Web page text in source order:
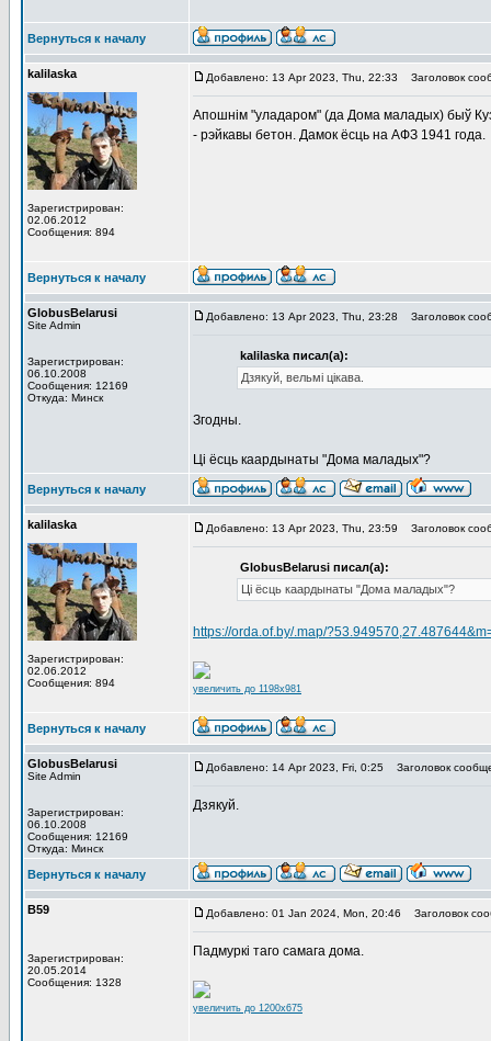
Вернуться к началу
kalilaska
Зарегистрирован:
02.06.2012
Сообщения: 894
Добавлено: 13 Apr 2023, Thu, 22:33 Заголовок
Апошнiм "уладаром" (да Дома маладых) быў
- рэйкавы бетон. Дамок ёсць на АФЗ 1941 года.
Вернуться к началу
GlobusBelarusi
Site Admin
Зарегистрирован:
06.10.2008
Сообщения: 12169
Откуда: Минск
Добавлено: 13 Apr 2023, Thu, 23:28 Заголовок
kalilaska писал(а):
Дзякуй, вельмi цiкава.
Згодны.
Ці ёсць каардынаты "Дома маладых"?
Вернуться к началу
kalilaska
Зарегистрирован:
02.06.2012
Сообщения: 894
Добавлено: 13 Apr 2023, Thu, 23:59 Заголовок
GlobusBelarusi писал(а):
Ці ёсць каардынаты "Дома маладых"?
https://orda.of.by/.map/
увеличить до 1198x981
Вернуться к началу
GlobusBelarusi
Site Admin
Зарегистрирован:
06.10.2008
Сообщения: 12169
Откуда: Минск
Добавлено: 14 Apr 2023, Fri, 0:25 Заголовок
Дзякуй.
Вернуться к началу
В59
Зарегистрирован:
20.05.2014
Сообщения: 1328
Добавлено: 01 Jan 2024, Mon, 20:46 Заголовок
Падмуркі таго самага дома.
увеличить до 1200x675